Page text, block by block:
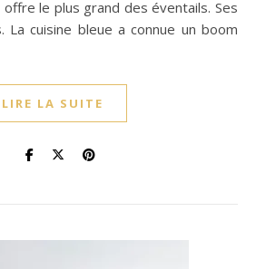
le plus grand des éventails. Ses
La cuisine bleue a connue un boom
LIRE LA SUITE